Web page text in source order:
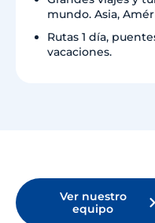
mundo. Asia,
Rutas 1 día,
vacaciones.
Ver nuestro
equipo